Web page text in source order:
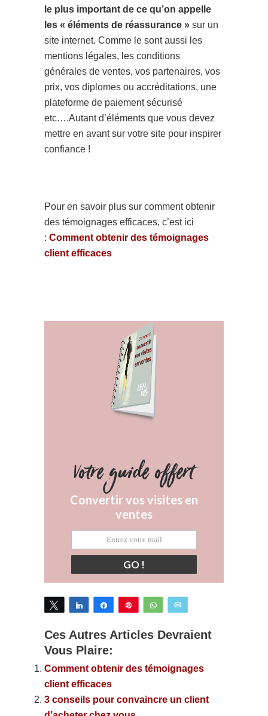
le plus important de ce qu’on appelle
les « éléments de réassurance » sur un
site internet. Comme le sont aussi les
mentions légales, les conditions
générales de ventes, vos partenaires, vos
prix, vos diplomes ou accréditations, une
plateforme de paiement sécurisé
etc….Autant d’éléments que vous devez
mettre en avant sur votre site pour inspirer
confiance !
Pour en savoir plus sur comment obtenir
des témoignages efficaces, c’est ici
: Comment obtenir des témoignages
client efficaces
Votre guide offert
Convertir vos visites en
ventes
GO !
Tweetez Partagez Partagez Épingle WhatsApp
Ces Autres Articles Devraient
Vous Plaire:
Comment obtenir des témoignages
client efficaces
3 conseils pour convaincre un client